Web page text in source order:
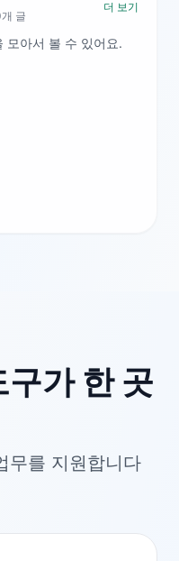
글
더 보기
모아서 볼 수 있어요.
가 한 곳
무를 지원합니다